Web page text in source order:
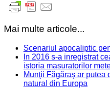
Mai multe articole...
Scenariul apocaliptic
In 2016 s-a inregistrat
istoria masuratorilor
Munţii Făgăraş ar putea
natural din Europa